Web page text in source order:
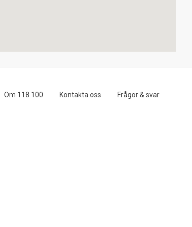
Om 118 100 Kontakta oss Frågor & svar